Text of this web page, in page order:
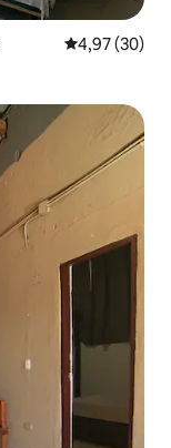
Priemerné
4,97 (30)